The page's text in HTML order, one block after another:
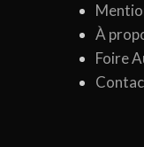
À
Foire